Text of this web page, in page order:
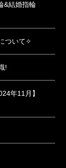
&結婚指輪
ついて✧
!
年11月】